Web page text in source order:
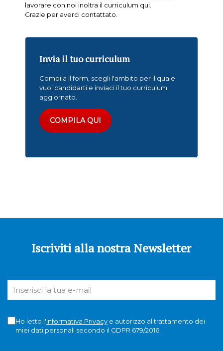
lavorare con noi inoltra il curriculum qui.
Grazie per averci contattato.
Invia il tuo curriculum
Compila il form, scegli l'ambito per il quale
vuoi candidarti e inviaci il tuo curriculum
aggiornato.
COMPILA QUI
Iscriviti alla nostra Newsletter
Ho letto l'Informativa Privacye autorizzo al trattamento dei
miei dati personali secondo il GDPR 679/2016.